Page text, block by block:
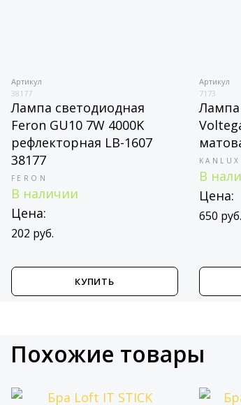
светодиодная
GU10 7W 4000K
LB-1607
руб.
КУПИТЬ
Артикул
Лампа
Voltega
матовая
KANLUX
В
Цена:
650 руб.
Похожие товары